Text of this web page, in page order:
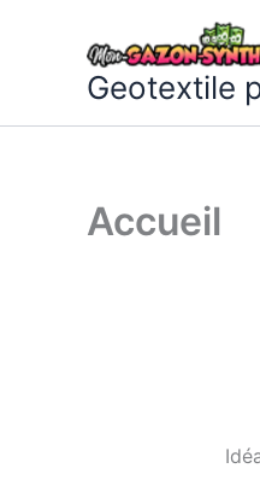
Geotextile
Accueil